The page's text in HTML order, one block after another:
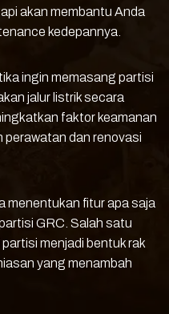
akan membantu Anda
kedepannya.
ingin memasang partisi
jalur listrik secara
faktor keamanan
perawatan dan renovasi
menentukan fitur apa saja
GRC. Salah satu
menjadi bentuk rak
yang menambah